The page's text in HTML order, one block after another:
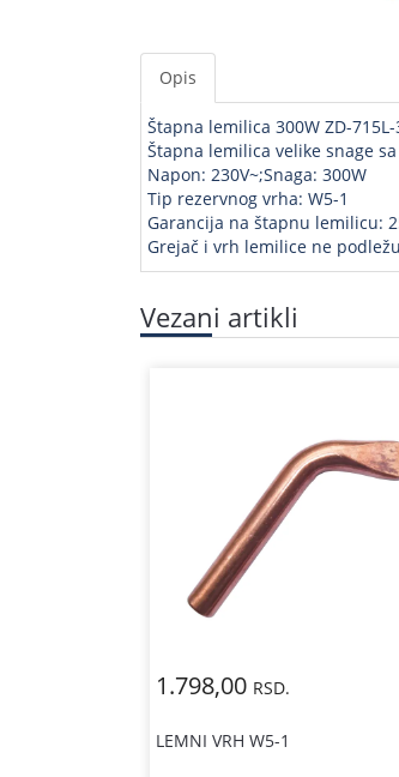
Opis
Štapna lemilica 300W ZD-715L-
Štapna lemilica velike snage
Napon: 230V~;Snaga: 300W
Tip rezervnog vrha: W5-1
Garancija na štapnu lemilicu:
Grejač i vrh lemilice ne
Vezani artikli
1.798,00 RSD.
LEMNI VRH W5-1